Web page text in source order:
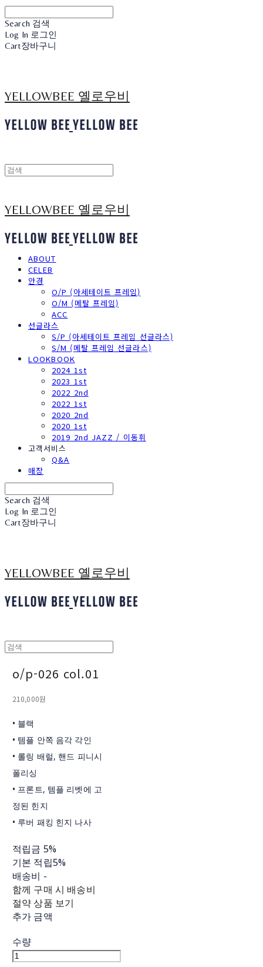
Search 검색
Log In 로그인
Cart장바구니
YELLOWBEE 옐로우비
YELLOWBEE 옐로우비
ABOUT
CELEB
안경
O/P (아세테이트 프레임)
O/M (메탈 프레임)
ACC
선글라스
S/P (아세테이트 프레임 선글라스)
S/M (메탈 프레임 선글라스)
LOOKBOOK
2024 1st
2023 1st
2022 2nd
2022 1st
2020 2nd
2020 1st
2019 2nd JAZZ / 이동휘
고객서비스
Q&A
매장
Search 검색
Log In 로그인
Cart장바구니
YELLOWBEE 옐로우비
o/p-026 col.01
210,000원
• 블랙
• 템플 안쪽 음각 각인
• 롤링 배럴, 핸드 피니시
폴리싱
• 프론트, 템플 리벳에 고
정된 힌지
• 루버 패킹 힌지 나사
적립금 5%
기본 적립5%
배송비 -
함께 구매 시 배송비
절약 상품 보기
추가 금액
수량